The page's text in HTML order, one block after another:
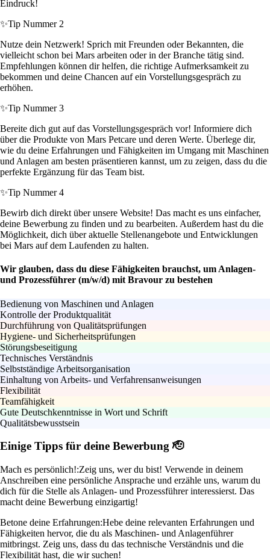
Eindruck!
✨Tip Nummer 2
Nutze dein Netzwerk! Sprich mit Freunden oder Bekannten, die
vielleicht schon bei Mars arbeiten oder in der Branche tätig sind.
Empfehlungen können dir helfen, die richtige Aufmerksamkeit zu
bekommen und deine Chancen auf ein Vorstellungsgespräch zu
erhöhen.
✨Tip Nummer 3
Bereite dich gut auf das Vorstellungsgespräch vor! Informiere dich
über die Produkte von Mars Petcare und deren Werte. Überlege dir,
wie du deine Erfahrungen und Fähigkeiten im Umgang mit Maschinen
und Anlagen am besten präsentieren kannst, um zu zeigen, dass du die
perfekte Ergänzung für das Team bist.
✨Tip Nummer 4
Bewirb dich direkt über unsere Website! Das macht es uns einfacher,
deine Bewerbung zu finden und zu bearbeiten. Außerdem hast du die
Möglichkeit, dich über aktuelle Stellenangebote und Entwicklungen
bei Mars auf dem Laufenden zu halten.
Wir glauben, dass du diese Fähigkeiten brauchst, um Anlagen-
und Prozessführer (m/w/d) mit Bravour zu bestehen
Bedienung von Maschinen und Anlagen
Kontrolle der Produktqualität
Durchführung von Qualitätsprüfungen
Hygiene- und Sicherheitsprüfungen
Störungsbeseitigung
Technisches Verständnis
Selbstständige Arbeitsorganisation
Einhaltung von Arbeits- und Verfahrensanweisungen
Flexibilität
Teamfähigkeit
Gute Deutschkenntnisse in Wort und Schrift
Qualitätsbewusstsein
Einige Tipps für deine Bewerbung 🫡
Mach es persönlich!:Zeig uns, wer du bist! Verwende in deinem
Anschreiben eine persönliche Ansprache und erzähle uns, warum du
dich für die Stelle als Anlagen- und Prozessführer interessierst. Das
macht deine Bewerbung einzigartig!
Betone deine Erfahrungen:Hebe deine relevanten Erfahrungen und
Fähigkeiten hervor, die du als Maschinen- und Anlagenführer
mitbringst. Zeig uns, dass du das technische Verständnis und die
Flexibilität hast, die wir suchen!